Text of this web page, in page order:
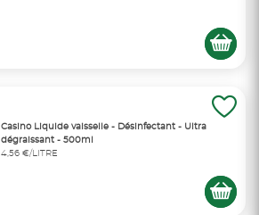
Casino Liquide vaisselle - Désinfectant - Ultra
dégraissant - 500ml
4,56 €/LITRE